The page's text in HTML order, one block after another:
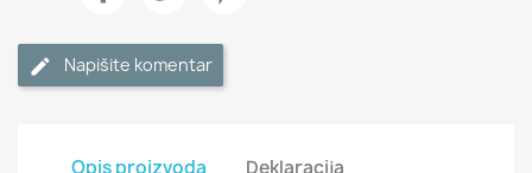
Napišite komentar
Opis proizvoda Deklaracija